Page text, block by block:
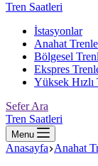
Tren Saatleri
İstasyonlar
Anahat
Bölgesel
Ekspres
Yüksek
Sefer Ara
Tren Saatleri
Menu
Anasayfa Anahat